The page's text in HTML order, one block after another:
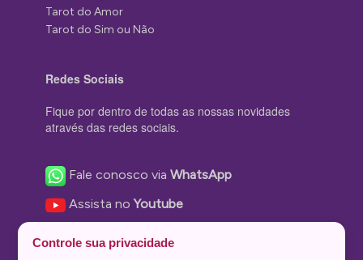
Tarot do Amor
Tarot do Sim ou Não
Redes Sociais
Fique por dentro de todas as nossas novidades
através das redes sociais.
Fale conosco viaWhatsApp
Assista noYoutube
Controle sua privacidade